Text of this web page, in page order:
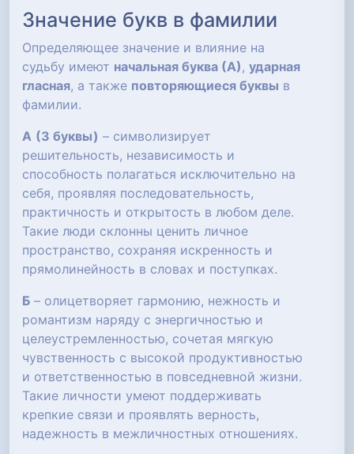
Значение букв в фамилии
Определяющее значение и влияние на
судьбу имеют начальная буква (А), ударная
гласная, а также повторяющиеся буквы в
фамилии.
А (3 буквы) – символизирует
решительность, независимость и
способность полагаться исключительно на
себя, проявляя последовательность,
практичность и открытость в любом деле.
Такие люди склонны ценить личное
пространство, сохраняя искренность и
прямолинейность в словах и поступках.
Б – олицетворяет гармонию, нежность и
романтизм наряду с энергичностью и
целеустремленностью, сочетая мягкую
чувственность с высокой продуктивностью
и ответственностью в повседневной жизни.
Такие личности умеют поддерживать
крепкие связи и проявлять верность,
надежность в межличностных отношениях.